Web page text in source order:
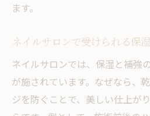
ます。
ネイルサロンで受けられる保
ネイルサロンでは、保湿と補強
が施されています。なぜなら、
ジを防ぐことで、美しい仕上が